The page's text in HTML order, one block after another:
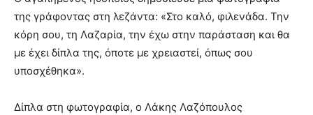
της γράφοντας στη λεζάντα: «Στο καλό, φιλενάδα. Την
κόρη σου, τη Λαζαρία, την έχω στην παράσταση και θα
με έχει δίπλα της, όποτε με χρειαστεί, όπως σου
υποσχέθηκα».
Δίπλα στη φωτογραφία, ο Λάκης Λαζόπουλος